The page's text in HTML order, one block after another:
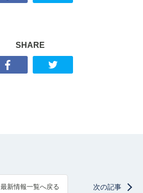
SHARE
最新情報一覧へ戻る 次の記事